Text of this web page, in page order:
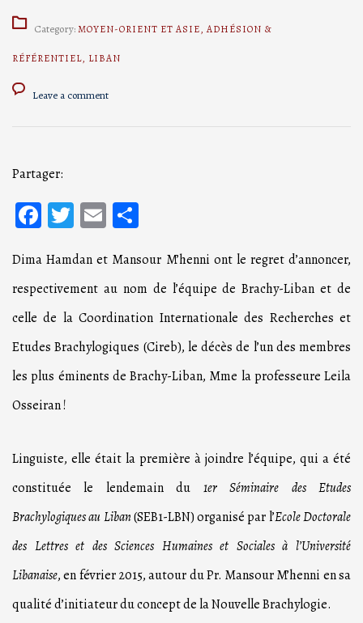
Category:MOYEN-ORIENT ET ASIE, ADHÉSION &
RÉFÉRENTIEL, LIBAN
Leave a comment
Partager:
Facebook
Twitter
Email
Dima Hamdan et Mansour M’henni ont le regret d’annoncer,
respectivement au nom de l’équipe de Brachy-Liban et de
celle de la Coordination Internationale des Recherches et
Etudes Brachylogiques (Cireb), le décès de l’un des membres
les plus éminents de Brachy-Liban, Mme la professeure Leila
Osseiran !
Linguiste, elle était la première à joindre l’équipe, qui a été
constituée le lendemain du 1er Séminaire des Etudes
Brachylogiques au Liban(SEB1-LBN) organisé par l’Ecole Doctorale
des Lettres et des Sciences Humaines et Sociales à l’Université
Libanaise, en février 2015, autour du Pr. Mansour M’henni en sa
qualité d’initiateur du concept de la Nouvelle Brachylogie.